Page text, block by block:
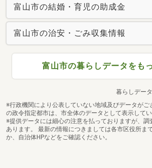
富山市の結婚・育児の助成金
富山市の治安・ごみ収集情報
富山市の暮らしデータをも
暮らしデー
※行政機関により公表していない地域及びデータが
の政令指定都市は、市全体のデータとして表示してい
※提供データには細心の注意を払っておりますが、調
あります。 最新の情報につきましては各市区役所ま
か、自治体HPなどをご確認ください。